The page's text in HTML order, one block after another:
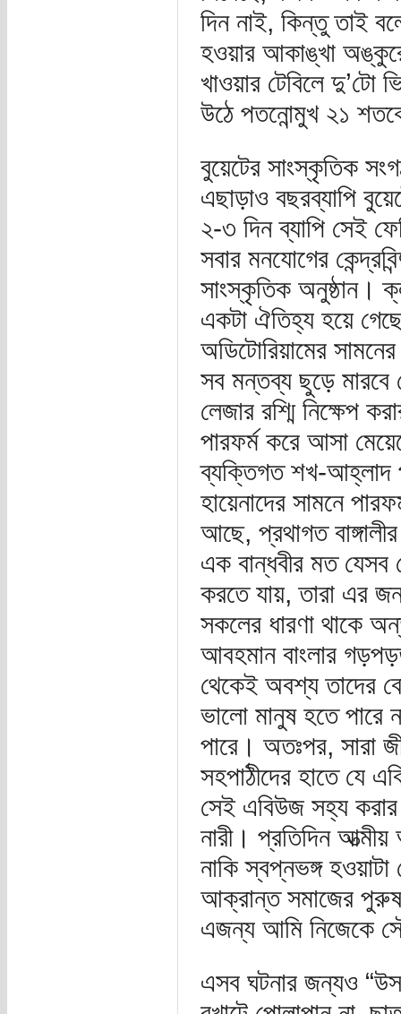
দিন নাই, কিন্তু তাই
হওয়ার আকাঙ্খা
খাওয়ার টেবিলে দু’টো
উঠে পতনোন্মুখ ২১
বুয়েটের সাংস্কৃতিক
এছাড়াও বছরব্যাপি
২-৩ দিন ব্যাপি সেই
সবার মনযোগের
সাংস্কৃতিক অনুষ্ঠান।
একটা ঐতিহ্য হয়ে
অডিটোরিয়ামের
সব মন্তব্য ছুড়ে মারবে
লেজার রশ্মি নিক্ষেপ
পারফর্ম করে আসা
ব্যক্তিগত শখ-আহ্লাদ
হায়েনাদের সামনে
আছে, প্রথাগত
এক বান্ধবীর মত যেসব
করতে যায়, তারা এর
সকলের ধারণা থাকে
আবহমান বাংলার
থেকেই অবশ্য তাদের
ভালো মানুষ হতে
পারে। অতঃপর, সারা
সহপাঠীদের হাতে যে
সেই এবিউজ সহ্য করার
নারী। প্রতিদিন
নাকি স্বপ্নভঙ্গ
আক্রান্ত সমাজের
এজন্য আমি নিজেকে
এসব ঘটনার জন্যও